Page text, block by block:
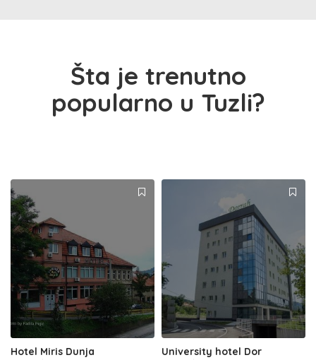
Šta je trenutno
popularno u Tuzli?
Hotel Miris Dunja University hotel Dor